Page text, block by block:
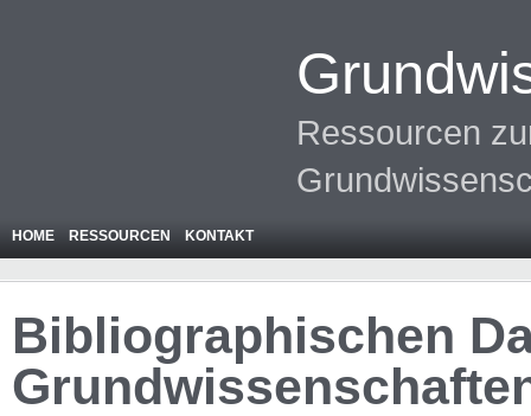
Ressourcen
HOME RESSOURCEN KONTAKT
Bibliographischen